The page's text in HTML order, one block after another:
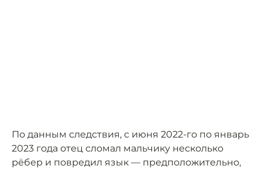
По данным следствия, с июня 2022-го по январь
2023 года отец сломал мальчику несколько
рёбер и повредил язык — предположительно,